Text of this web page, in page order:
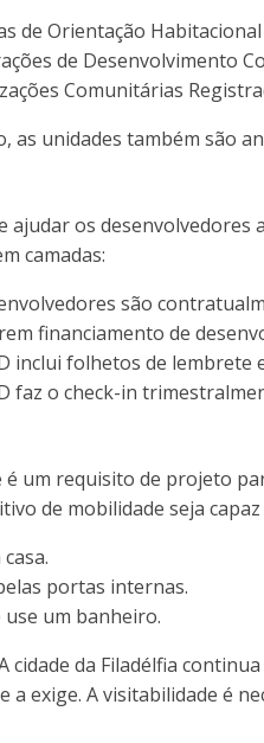
de Orientação Habitacional
de Desenvolvimento
Comunitárias
as unidades também são
ajudar os desenvolvedores
camadas:
são
financiamento de
inclui folhetos de lembrete
faz o check-in
é um requisito de projeto
de mobilidade seja capaz
portas internas.
use um banheiro.
cidade da Filadélfia
a exige. A visitabilidade é